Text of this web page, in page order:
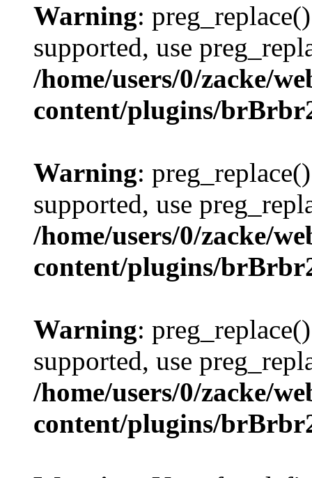
Warning:
supported, use
/home/users/0/zacke/
content/plugins/
Warning:
supported, use
/home/users/0/zacke/
content/plugins/
Warning:
supported, use
/home/users/0/zacke/
content/plugins/